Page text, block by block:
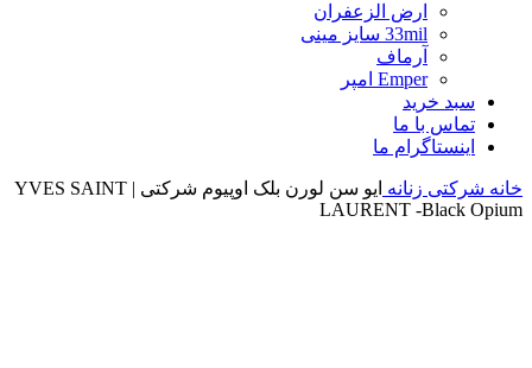
ارض الزعفران
33mil سایز مینی
آرماف
Emper امپر
سبد خرید
تماس با ما
اینستاگرام ما
خانه شرکتی زنانه
ایو سن لورن بلک اوپیوم شرکتی | YVES SAINT
LAURENT -Black Opium